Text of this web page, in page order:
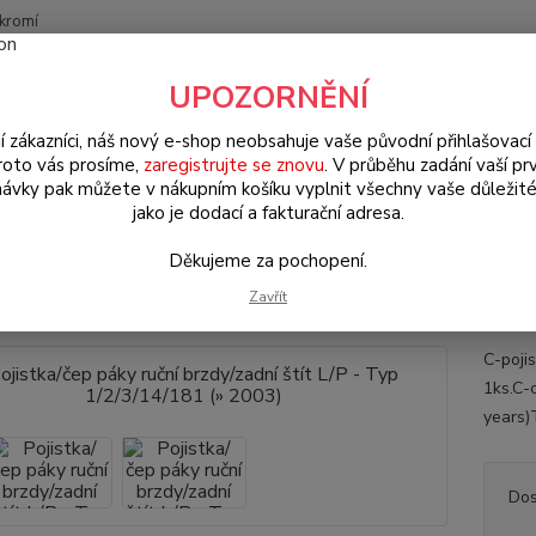
Hledat
Brouk Typ 1 (1938 » 03) Šasi (Chassis) Brzdy (Brakes)
čep páky ruční brzdy/
C-
UPOZORNĚNÍ
zákazníci, náš nový e-shop neobsahuje vaše původní přihlašovací
vás prosíme, zaregistrujte se znovu. V průběhu zadání vaší
pak můžete v nákupním košíku vyplnit všechny vaše
jako je dodací a fakturační adresa.
Děkujeme za pochopení.
Zavřít